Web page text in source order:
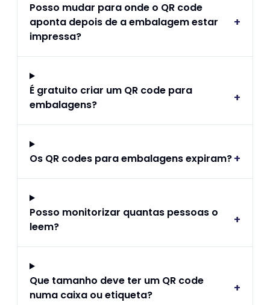
Posso mudar para onde o QR code
aponta depois de a embalagem estar
impressa?
+
É gratuito criar um QR code para
embalagens?
+
Os QR codes para embalagens expiram?+
Posso monitorizar quantas pessoas o
leem?
+
Que tamanho deve ter um QR code
numa caixa ou etiqueta?
+